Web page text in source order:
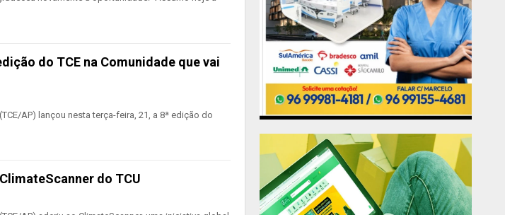
do TCE na Comunidade que vai
AP) lançou nesta terça-feira, 21, a 8ª edição do
do TCU